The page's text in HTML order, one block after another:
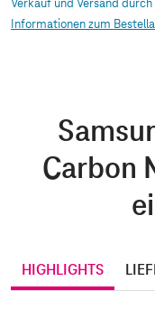
Verkauf und Versand durch
Informationen zum
Carbon
HIGHLIGHTS